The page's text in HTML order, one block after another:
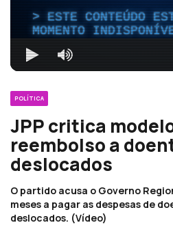
ESTE CONTEÚDO
MOMENTO
POLÍTICA
JPP critica
reembolso a
deslocados
O partido acusa o Governo
meses a pagar as despesas de
deslocados. (Vídeo)